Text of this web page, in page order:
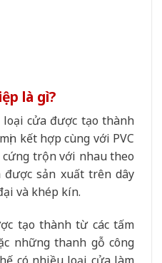
là gì?
loại cửa được tạo thành
kết hợp cùng với PVC
cứng trộn với nhau theo
sản xuất trên dây
và khép kín.
tạo thành từ các tấm
những thanh gỗ công